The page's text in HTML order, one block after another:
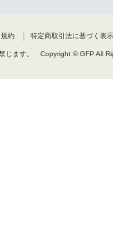
約 特定商取引法に基づく表示
じます。 Copyright © GFP All